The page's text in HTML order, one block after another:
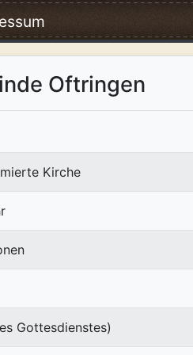
Oftringen
Kirche
Gottesdienstes)